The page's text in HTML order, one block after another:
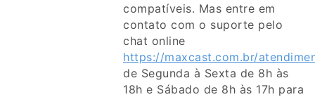
compatíveis. Mas entre em
contato com o suporte pelo
chat online
https://maxcast.com.br/
de Segunda à Sexta de 8h às
18h e Sábado de 8h às 17h para